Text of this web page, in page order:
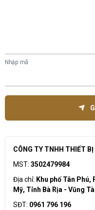
Nhập mã
CÔNG TY TNHH THIẾT
MST: 3502479984
Địa chỉ: Khu phố Tân
Mỹ, Tỉnh Bà Rịa - Vũng
SĐT: 0961 796 196